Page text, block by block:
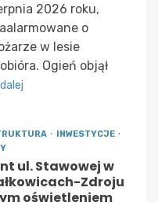
2026 roku,
o
w lesie
Ogień objął
INWESTYCJE
ul. Stawowej w
Zdroju
oświetleniem